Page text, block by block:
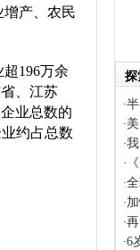
产、农民
196万余
、江苏
业总数的
约占总数
探
·
·
·
·
·
·
·
·6